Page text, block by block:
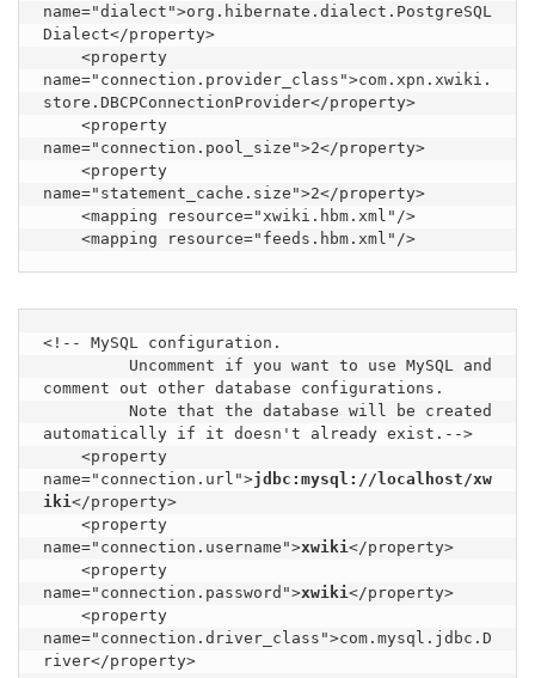
name="dialect">org.hibernate.dialect.PostgreSQL
Dialect</property>
name="connection.provider_class">com.xpn.xwiki.
store.DBCPConnectionProvider</property>
name="connection.pool_size">2</property>
name="statement_cache.size">2</property>
    <mapping resource="feeds.hbm.xml"/>
<!-- MySQL configuration.
comment out other database configurations.
automatically if it doesn't already exist.-->
name="connection.url">jdbc:mysql://localhost/xw
iki</property>
name="connection.username">xwiki</property>
name="connection.password">xwiki</property>
name="connection.driver_class">com.mysql.jdbc.D
river</property>